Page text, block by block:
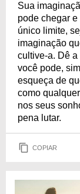
Sua
pode chegar
único limite,
imaginação
cultive-a. Dê
você pode,
esqueça de
como
nos seus
pena lutar.
COPIAR